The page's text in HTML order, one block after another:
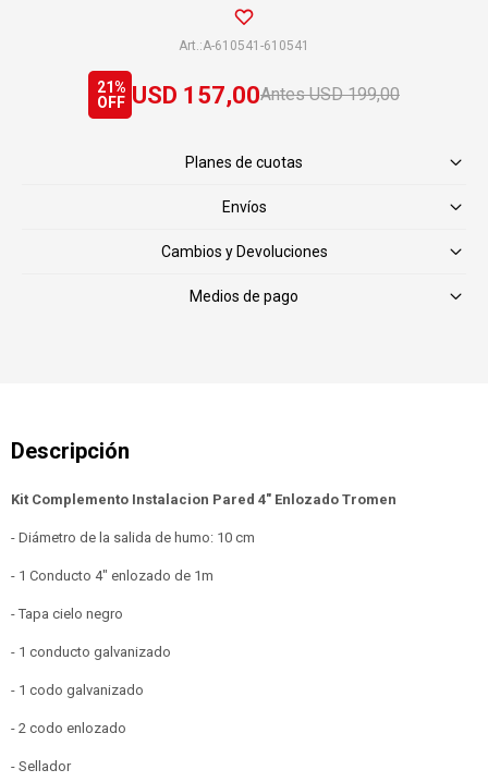
A-610541-610541
USD 157,00 USD 199,00
21
Planes de cuotas
Envíos
Cambios y Devoluciones
Medios de pago
Kit Complemento Instalacion Pared 4" Enlozado Tromen
- Diámetro de la salida de humo: 10 cm
- 1 Conducto 4" enlozado de 1m
- Tapa cielo negro
- 1 conducto galvanizado
- 1 codo galvanizado
- 2 codo enlozado
- Sellador